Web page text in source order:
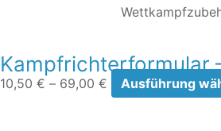
Kampfrichterformular
10,50 € – 69,00 €
10,50 €
Ausführung